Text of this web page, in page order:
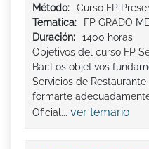
Método:
Curso FP
Tematica:
FP GRADO
Duración:
1400 horas
Objetivos del curso FP
Bar:Los objetivos
Servicios de
formarte
Oficial... ver temario